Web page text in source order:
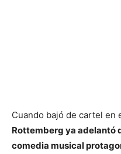
Cuando bajó de cartel en
Rottemberg ya adelantó
comedia musical